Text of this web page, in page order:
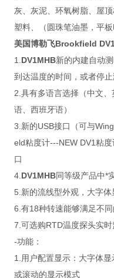
灰、灰泥、环氧树脂、屋
塑料、（圆珠笔油墨，平
美国博勒飞Brookfield
1.DV1MHB新的内建自动测
到达温度的时间，或者停
2.具有多语言选择（中文、英
语、西班牙语）
3.新的USB接口（可与
eld粘度计---NEW DV1粘
口
4.DV1MHB同等级产品中*实
5.新的流线型外观，大
6.有18种转速能够满足不
7.可选购RTD温度探头实
-功能：
1.用户配置显示：大字体
或滚动的显示模式